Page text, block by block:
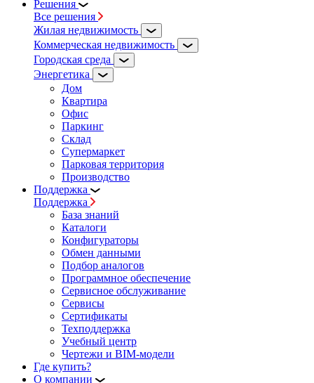
Решения
Все решения
Жилая недвижимость
Коммерческая недвижимость
Городская среда
Энергетика
Дом
Квартира
Офис
Паркинг
Склад
Супермаркет
Парковая территория
Производство
Поддержка
Поддержка
База знаний
Каталоги
Конфигураторы
Обмен данными
Подбор аналогов
Программное обеспечение
Сервисное обслуживание
Сервисы
Сертификаты
Техподдержка
Учебный центр
Чертежи и BIM-модели
Где купить?
О компании